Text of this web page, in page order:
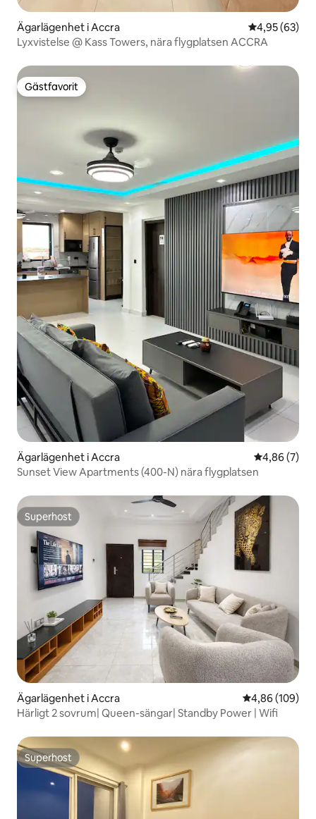
Ägarlägenhet i Accra 4,95 av 5 i
4,95 (63)
Lyxvistelse @ Kass Towers, nära flygplatsen ACCRA
Gästfavorit
Gästfavorit
Ägarlägenhet i Accra 4,86 av 5 i
4,86 (7)
Sunset View Apartments (400-N) nära flygplatsen
Superhost
Superhost
Ägarlägenhet i Accra 4,86 av 5 i
4,86 (109)
Härligt 2 sovrum| Queen-sängar| Standby Power | Wifi
Superhost
Superhost